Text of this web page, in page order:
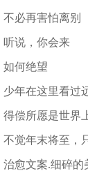
不必再害怕离别
听说，你会来
如何绝望
少年在这里看过
得偿所愿是世界
不觉年末将至，
治愈文案.细碎的